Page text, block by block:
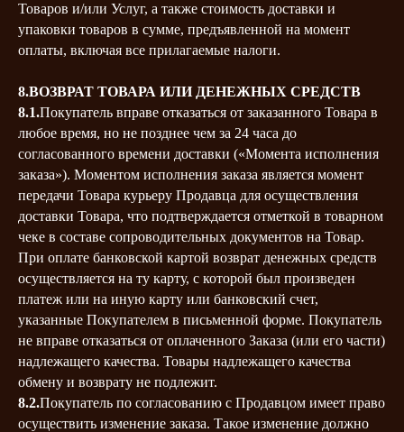
Товаров и/или Услуг, а также стоимость доставки и
упаковки товаров в сумме, предъявленной на момент
оплаты, включая все прилагаемые налоги.
8.ВОЗВРАТ ТОВАРА ИЛИ ДЕНЕЖНЫХ СРЕДСТВ
8.1.Покупатель вправе отказаться от заказанного Товара в
любое время, но не позднее чем за 24 часа до
согласованного времени доставки («Момента исполнения
заказа»). Моментом исполнения заказа является момент
передачи Товара курьеру Продавца для осуществления
доставки Товара, что подтверждается отметкой в товарном
чеке в составе сопроводительных документов на Товар.
При оплате банковской картой возврат денежных средств
осуществляется на ту карту, с которой был произведен
платеж или на иную карту или банковский счет,
указанные Покупателем в письменной форме. Покупатель
не вправе отказаться от оплаченного Заказа (или его части)
надлежащего качества. Товары надлежащего качества
обмену и возврату не подлежит.
8.2.Покупатель по согласованию с Продавцом имеет право
осуществить изменение заказа. Такое изменение должно